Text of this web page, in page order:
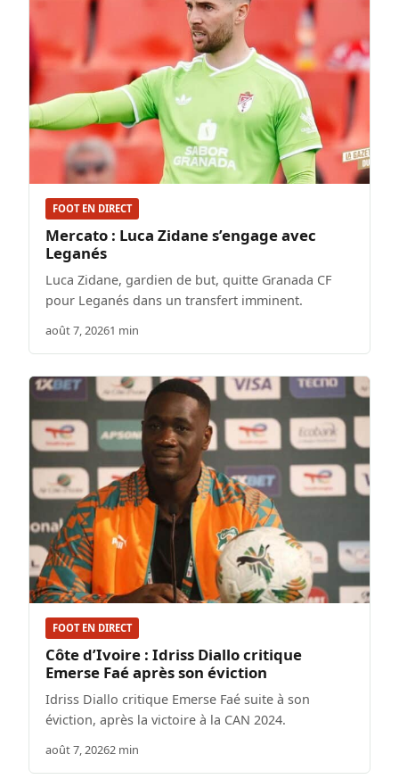
FOOT EN DIRECT
Mercato : Luca Zidane s’engage avec
Leganés
Luca Zidane, gardien de but, quitte Granada CF
pour Leganés dans un transfert imminent.
août 7, 20261 min
FOOT EN DIRECT
Côte d’Ivoire : Idriss Diallo critique
Emerse Faé après son éviction
Idriss Diallo critique Emerse Faé suite à son
éviction, après la victoire à la CAN 2024.
août 7, 20262 min